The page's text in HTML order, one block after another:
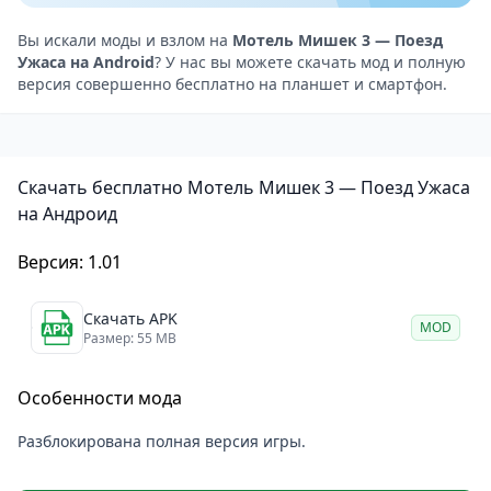
всем стоит.
Ночные испытания – с приближением темноты, вам
нужно будет стать мастером скрытности и быстрого
реагирования, чтобы выжить.
который царит с наступлением ночи, создают
атмосферу, полную ужаса и ожидания.
Сложность – медведи становятся умнее, и с каждым
Тайны поезда – исследуйте загадочный поезд и
открывайте тайны, стоящие за странными
Выживание и ремонт – не только укрытия, но и
починка поездных систем станут ключевыми для
Вы искали моды и взлом на Мотель Мишек 3 — Поезд
Ужаса на Android? У нас вы можете скачать мод и полную
версия совершенно бесплатно на планшет и смартфон.
Скачать бесплатно Мотель Мишек 3 — Поезд Ужаса
на Андроид
Версия: 1.01
Скачать APK
Размер: 55 MB
MOD
Особенности мода
Разблокирована полная версия игры.